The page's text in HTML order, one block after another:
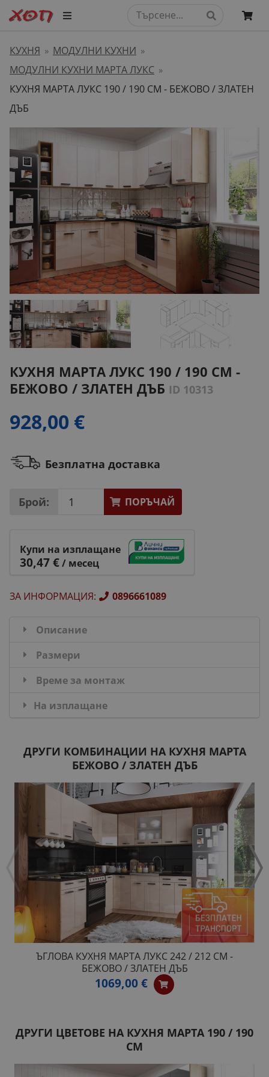
КУХНЯ » МОДУЛНИ КУХНИ »
МОДУЛНИ КУХНИ МАРТА ЛУКС »
КУХНЯ МАРТА ЛУКС 190 / 190 СМ - БЕЖОВО / ЗЛАТЕН
ДЪБ
КУХНЯ МАРТА ЛУКС 190 / 190 СМ -
БЕЖОВО / ЗЛАТЕН ДЪБ ID 10313
928,00 €
Безплатна доставка
Брой: ПОРЪЧАЙ
Купи на изплащане
30,47 €/ месец
ЗА ИНФОРМАЦИЯ: 0896661089
Описание
Размери
Време за монтаж
На изплащане
ДРУГИ КОМБИНАЦИИ НА КУХНЯ МАРТА
БЕЖОВО / ЗЛАТЕН ДЪБ
ЪГЛОВА КУХНЯ МАРТА ЛУКС 242 / 212 СМ -
БЕЖОВО / ЗЛАТЕН ДЪБ
1069,00 €
ДРУГИ ЦВЕТОВЕ НА КУХНЯ МАРТА 190 / 190
СМ